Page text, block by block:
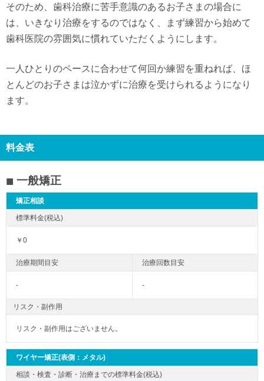
そのため、歯科治療に苦手意識のあるお子さまの場合に
は、いきなり治療をするのではなく、まず練習から始めて
歯科医院の雰囲気に慣れていただくようにします。
一人ひとりのペースに合わせて何回か練習を重ねれば、ほ
とんどのお子さまは泣かずに治療を受けられるようになり
ます。
料金表
一般矯正
矯正相談
￥0
- -
リスク・副作用
リスク・副作用はございません。
ワイヤー矯正(表側：メタル)